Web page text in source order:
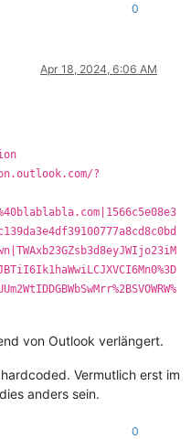
0
Apr 18, 2024, 6:06 AM
?
von Outlook verlängert.
Vermutlich erst im
anders sein.
0